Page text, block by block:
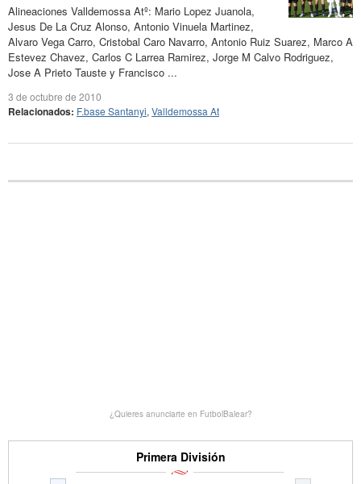
Alineaciones Valldemossa Atº: Mario Lopez Juanola,
Jesus De La Cruz Alonso, Antonio Vinuela Martinez,
Alvaro Vega Carro, Cristobal Caro Navarro, Antonio Ruiz Suarez, Marco A
Estevez Chavez, Carlos C Larrea Ramirez, Jorge M Calvo Rodriguez,
Jose A Prieto Tauste y Francisco ...
3 de octubre de 2010
Relacionados: F.base Santanyi, Valldemossa At
¿Quieres anunciarte en FutbolBalear?
Primera División